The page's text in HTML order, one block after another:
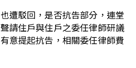
遭駁回，是否抗告部分，連堂
請住戶與住戶之委任律師研議
意提起抗告，相關委任律師費